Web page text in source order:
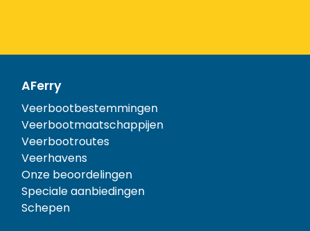
AFerry
Veerbootbestemmingen
Veerbootmaatschappijen
Veerbootroutes
Veerhavens
Onze beoordelingen
Speciale aanbiedingen
Schepen